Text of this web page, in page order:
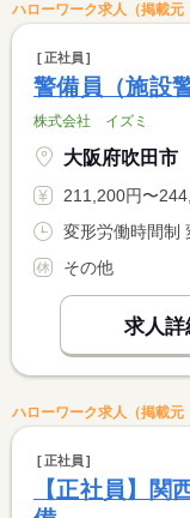
ハローワーク求人（掲載元
正社員
警備員（施設
株式会社 イズミ
大阪府吹田市
211,200円〜244,200円 ※フルタイ
その他
求人詳
ハローワーク求人（掲載元
正社員
【正社員】関